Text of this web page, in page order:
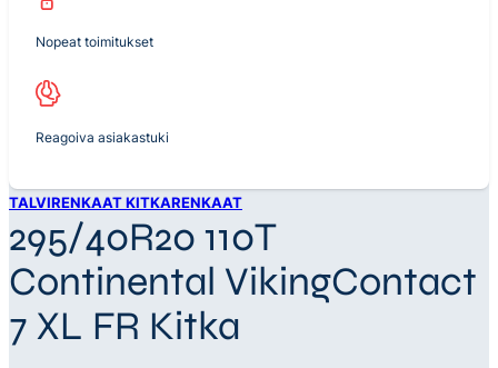
Nopeat toimitukset
Reagoiva asiakastuki
TALVIRENKAAT KITKARENKAAT
295/40R20 110T
Continental VikingContact
7 XL FR Kitka